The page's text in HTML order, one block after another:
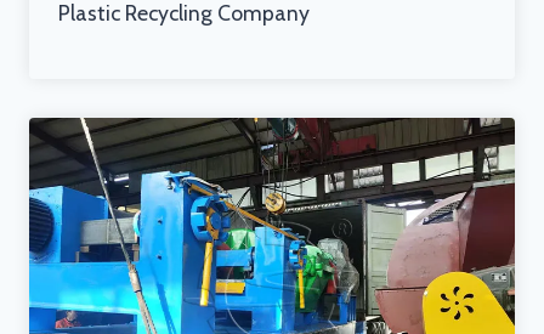
Plastic Recycling Company